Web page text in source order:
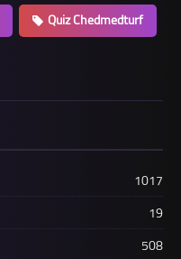
Quiz Chedmedturf
1017
19
508